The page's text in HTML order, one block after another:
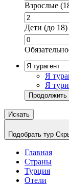
Взрослые
Дети (до 18)
Я
Я
Продолжить
Искать
Подобрать тур
Главная
Страны
Турция
Отели